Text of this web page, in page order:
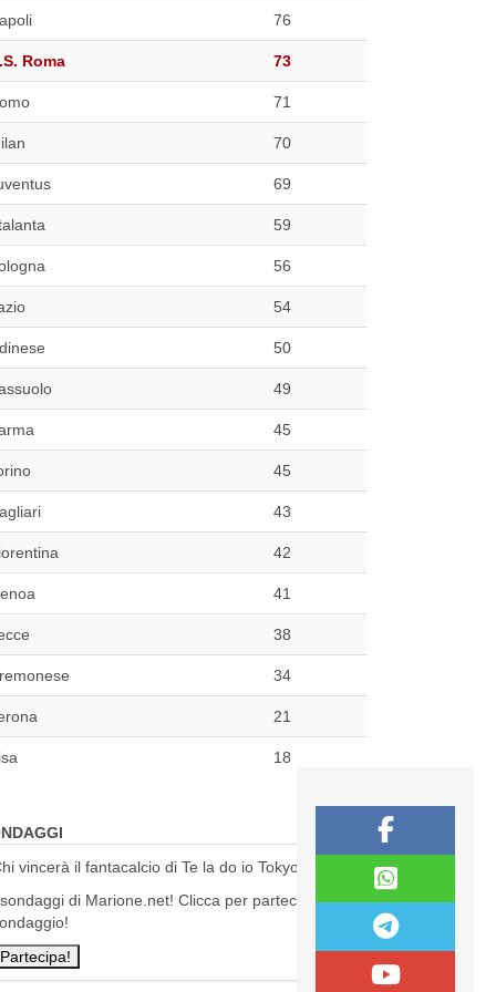
76
Roma 73
71
70
69
59
56
54
50
49
45
45
43
42
41
38
34
21
18
vincerà il fantacalcio di Te la do io Tokyo?
di Marione.net! Clicca per partecipare al